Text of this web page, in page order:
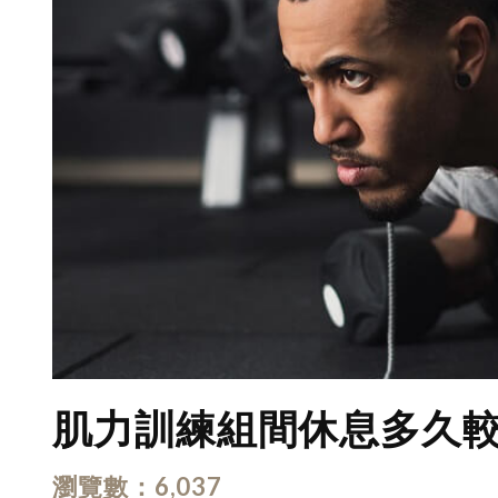
肌力訓練組間休息多久
瀏覽數 6,037